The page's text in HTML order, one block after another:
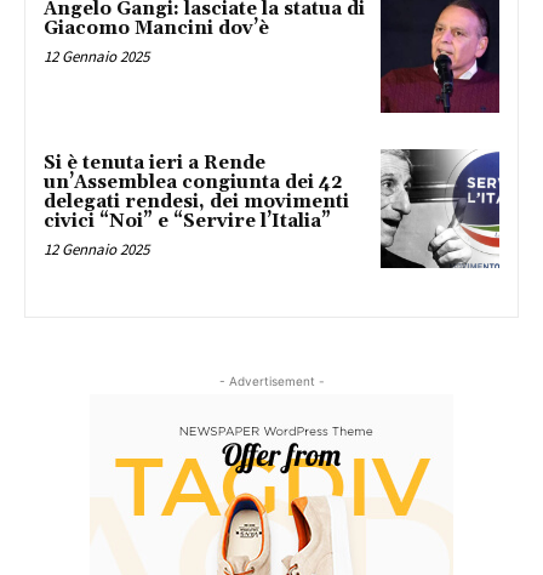
Angelo Gangi: lasciate la statua di
Giacomo Mancini dov’è
12 Gennaio 2025
Si è tenuta ieri a Rende
un’Assemblea congiunta dei 42
delegati rendesi, dei movimenti
civici “Noi” e “Servire l’Italia”
12 Gennaio 2025
- Advertisement -